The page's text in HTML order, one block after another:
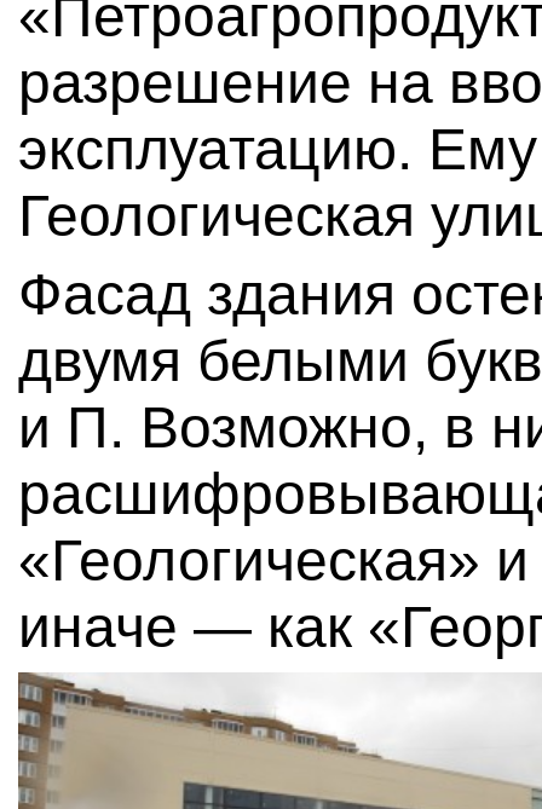
разрешение на
эксплуатацию.
Геологическая
Фасад здания
двумя белыми
и П. Возможно, в
«Геологическая»
иначе — как